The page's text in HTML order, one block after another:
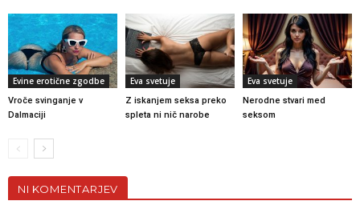
Evine erotične zgodbe
Vroče svinganje v
Dalmaciji
Eva svetuje
Z iskanjem seksa preko
spleta ni nič narobe
Eva svetuje
Nerodne stvari med
seksom
NI KOMENTARJEV